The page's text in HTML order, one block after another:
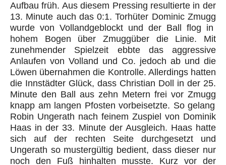
Aufbau früh. Aus diesem Pressing resultierte in der
13. Minute auch das 0:1. Torhüter Dominic Zmugg
wurde von Vollandgeblockt und der Ball flog in
hohem Bogen über Zmuggüber die Linie. Mit
zunehmender Spielzeit ebbte das aggressive
Anlaufen von Volland und Co. jedoch ab und die
Löwen übernahmen die Kontrolle. Allerdings hatten
die Innstädter Glück, dass Christian Doll in der 25.
Minute den Ball aus zehn Metern frei vor Zmugg
knapp am langen Pfosten vorbeisetzte. So gelang
Robin Ungerath nach feinem Zuspiel von Dominik
Haas in der 33. Minute der Ausgleich. Haas hatte
sich auf der rechten Seite durchgesetzt und
Ungerath so mustergültig bedient, dass dieser nur
noch den Fuß hinhalten musste. Kurz vor der